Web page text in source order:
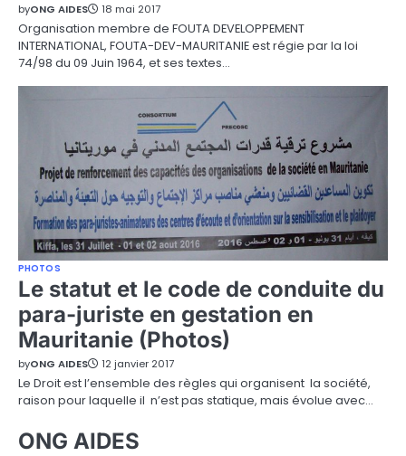
byONG AIDES 18 mai 2017
Organisation membre de FOUTA DEVELOPPEMENT
INTERNATIONAL, FOUTA-DEV-MAURITANIE est régie par la loi
74/98 du 09 Juin 1964, et ses textes…
PHOTOS
Le statut et le code de conduite du
para-juriste en gestation en
Mauritanie (Photos)
byONG AIDES 12 janvier 2017
Le Droit est l’ensemble des règles qui organisent la société,
raison pour laquelle il n’est pas statique, mais évolue avec…
ONG AIDES